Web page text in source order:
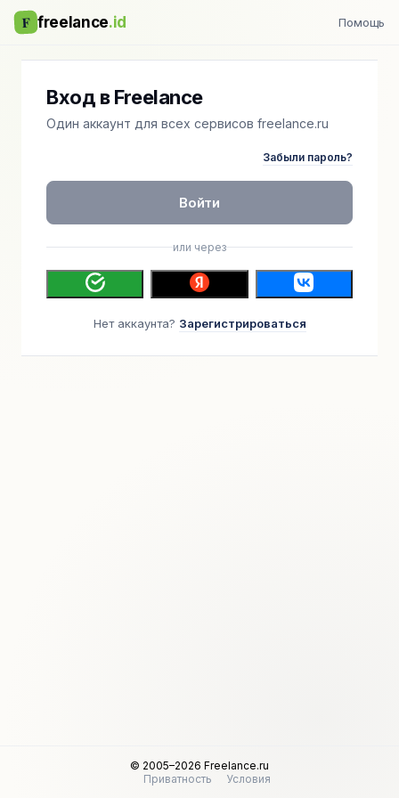
F freelance.id Помощь
Вход в Freelance
Один аккаунт для всех сервисов freelance.ru
Забыли пароль?
Войти
или через
Нет аккаунта? Зарегистрироваться
© 2005–2026 Freelance.ru
Приватность
Условия